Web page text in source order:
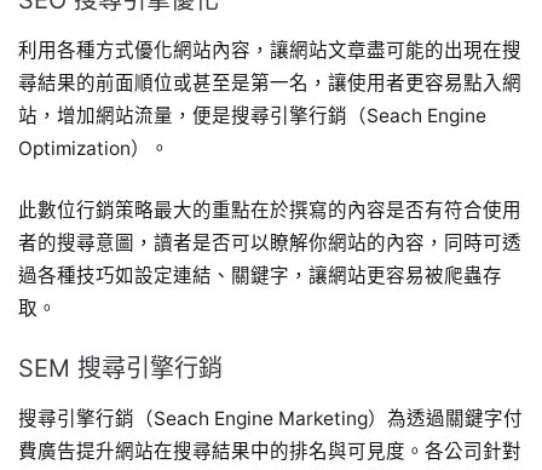
利用各種方式優化網站內容，讓網站文章盡可能的出現在搜
尋結果的前面順位或甚至是第一名，讓使用者更容易點入網
站，增加網站流量，便是搜尋引擎行銷（Seach Engine
Optimization）。
此數位行銷策略最大的重點在於撰寫的內容是否有符合使用
者的搜尋意圖，讀者是否可以瞭解你網站的內容，同時可透
過各種技巧如設定連結、關鍵字，讓網站更容易被爬蟲存
取。
SEM 搜尋引擎行銷
搜尋引擎行銷（Seach Engine Marketing）為透過關鍵字付
費廣告提升網站在搜尋結果中的排名與可見度。各公司針對